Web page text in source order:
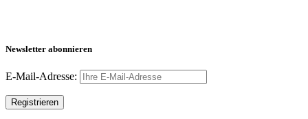
Newsletter abonnieren
E-Mail-Adresse: